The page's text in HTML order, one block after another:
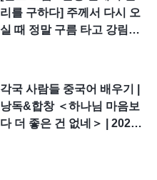
리를 구하다] 주께서 다시 오
실 때 정말 구름 타고 강림하
각국 사람들 중국어 배우기 |
낭독&합창 ＜하나님 마음보
다 더 좋은 건 없네＞ | 2026